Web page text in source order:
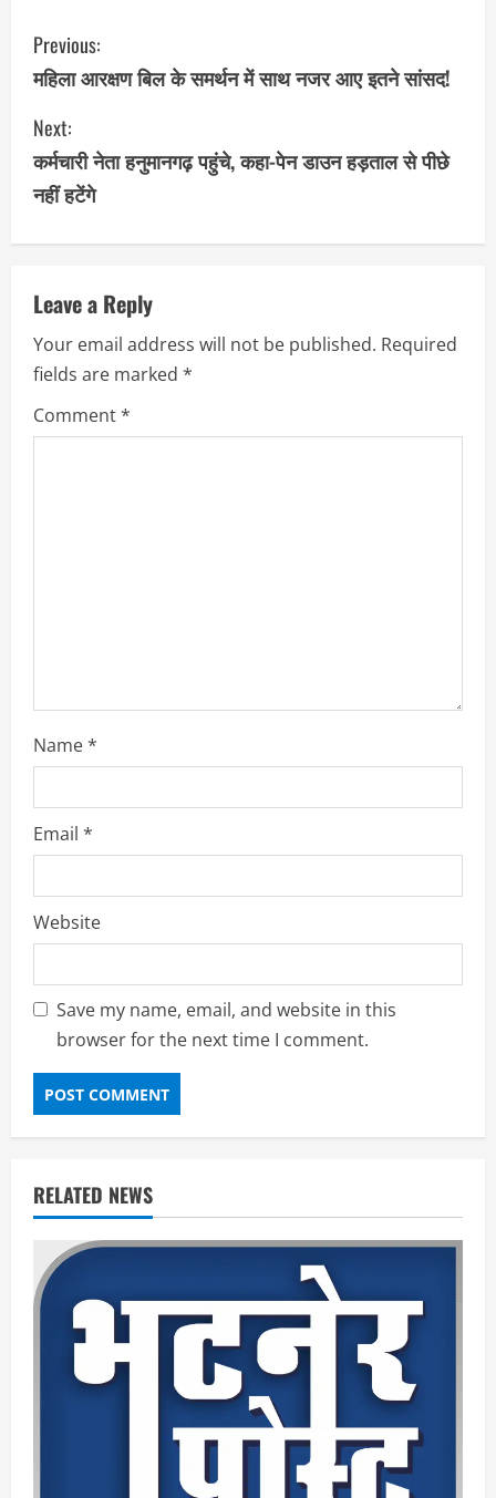
C
o
n
t
u
e
R
e
Previous:
महिला आरक्षण बिल के समर्थन में साथ नजर आए इतने सांसद!
Next:
कर्मचारी नेता हनुमानगढ़ पहुंचे, कहा-पेन डाउन हड़ताल से पीछे
नहीं हटेंगे
Leave a Reply
Your email address will not be published. Required
fields are marked *
Comment*
Name*
Email *
Website
Save my name, email, and website in this
browser for the next time I comment.
RELATED NEWS